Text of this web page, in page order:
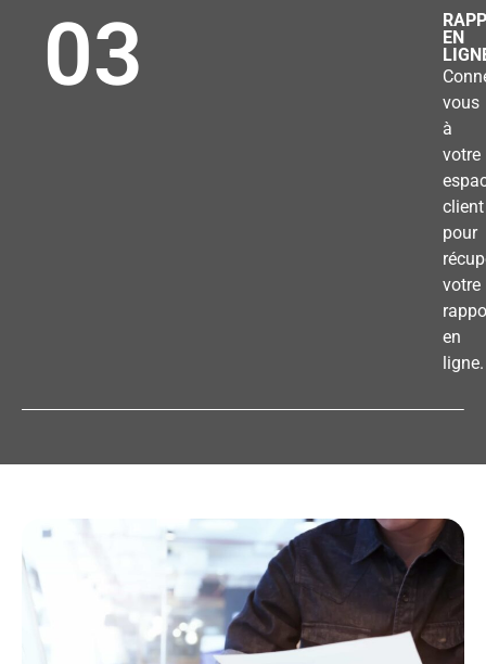
03
EN
vous
à
votre
client
pour
votre
en
ligne.